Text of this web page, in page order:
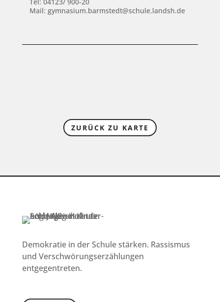
Mail: gymnasium.barmstedt@schule.landsh.de
ZURÜCK ZU KARTE
Demokratie in der Schule stärken. Rassismus
und Verschwörungserzählungen
entgegentreten.